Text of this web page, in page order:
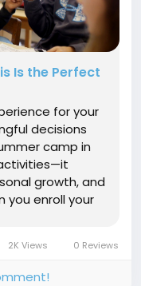
Is the Perfect
for your
decisions
camp in
growth, and
you enroll your
2K Views 0 Reviews